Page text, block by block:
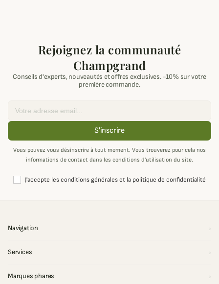
Rejoignez la communauté
Champgrand
Conseils d'experts, nouveautés et offres exclusives. -10% sur votre
première commande.
S'inscrire
Vous pouvez vous désinscrire à tout moment. Vous trouverez pour cela nos
informations de contact dans les conditions d'utilisation du site.
J'accepte les conditions générales et la politique de confidentialité
Navigation
Services
Marques phares